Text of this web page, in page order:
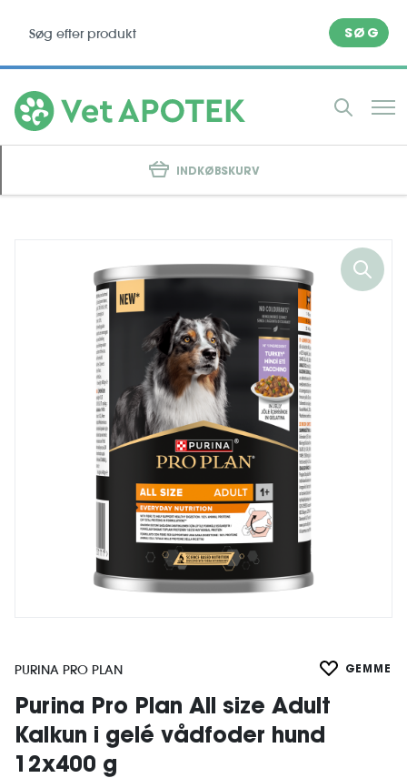
SØG
INDKØBSKURV
PURINA PRO PLAN GEMME
Purina Pro Plan All size Adult
Kalkun i gelé vådfoder hund
12x400 g